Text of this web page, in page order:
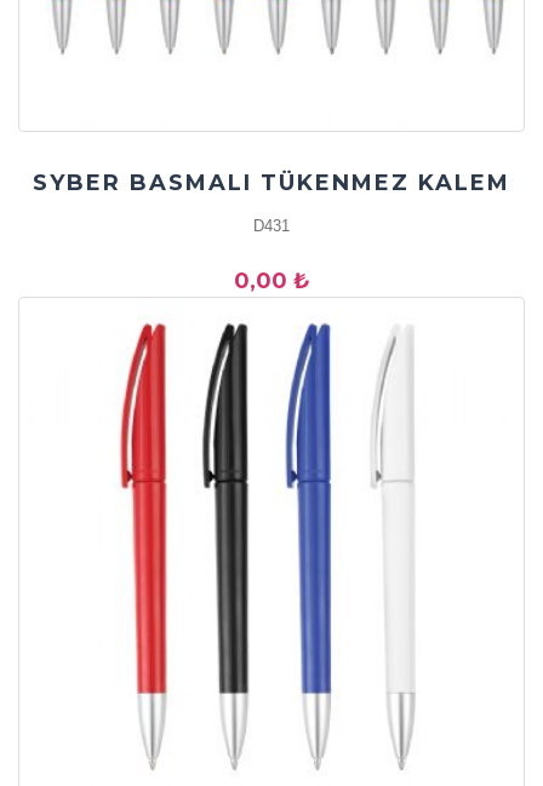
SYBER BASMALI TÜKENMEZ KALEM
D431
0,00 ₺